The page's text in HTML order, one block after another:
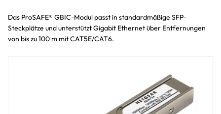
Das ProSAFE® GBIC-Modul passt in standardmäßige SFP-
Steckplätze und unterstützt Gigabit Ethernet über Entfernungen
von bis zu 100 m mit CAT5E/CAT6.